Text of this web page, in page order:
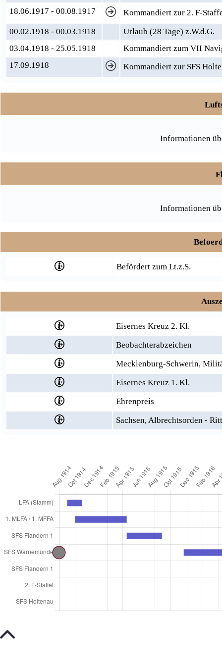
18.06.1917 - 00.08.1917
Kommandiert zur 2. F-
00.02.1918 - 00.03.1918
Urlaub (28 Tage) z.W.d.G.
03.04.1918 - 25.05.1918
Kommandiert zum VII
17.09.1918
Kommandiert zur SFS
Informationen
Informationen
Befördert zum Lt.z.S.
Eisernes Kreuz 2. Kl.
Beobachterabzeichen
Mecklenburg-Schwerin,
Eisernes Kreuz 1. Kl.
Ehrenpreis
Sachsen, Albrechtsorden -